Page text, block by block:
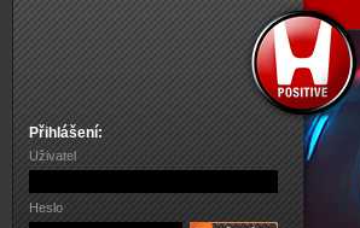
Přihlášení:
Uživatel
Heslo